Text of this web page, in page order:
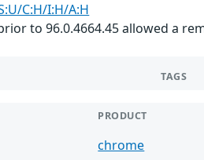
C:H/I:H/A:H
to 96.0.4664.45 allowed a
TAGS
PRODUCT
chrome